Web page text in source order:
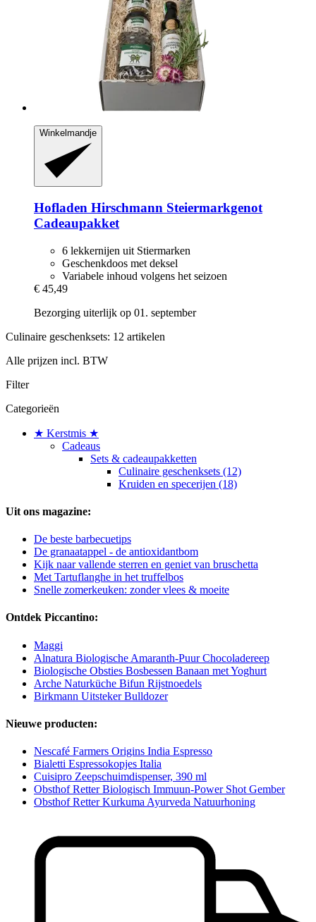
Winkelmandje
Hofladen Hirschmann Steiermarkgenot
Cadeaupakket
6 lekkernijen uit Stiermarken
Geschenkdoos met deksel
Variabele inhoud volgens het seizoen
€ 45,49
Bezorging uiterlijk op 01. september
Culinaire geschenksets: 12 artikelen
Alle prijzen incl. BTW
Filter
Categorieën
★ Kerstmis ★
Cadeaus
Sets & cadeaupakketten
Culinaire geschenksets (12)
Kruiden en specerijen (18)
Uit ons magazine:
De beste barbecuetips
De granaatappel - de antioxidantbom
Kijk naar vallende sterren en geniet van bruschetta
Met Tartuflanghe in het truffelbos
Snelle zomerkeuken: zonder vlees & moeite
Ontdek Piccantino:
Maggi
Alnatura Biologische Amaranth-Puur Chocoladereep
Biologische Obsties Bosbessen Banaan met Yoghurt
Arche Naturküche Bifun Rijstnoedels
Birkmann Uitsteker Bulldozer
Nieuwe producten:
Nescafé Farmers Origins India Espresso
Bialetti Espressokopjes Italia
Cuisipro Zeepschuimdispenser, 390 ml
Obsthof Retter Biologisch Immuun-Power Shot Gember
Obsthof Retter Kurkuma Ayurveda Natuurhoning